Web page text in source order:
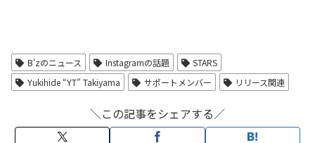
B'zのニュース Instagramの話題
STARS
Yukihide “YT” Takiyama
サポートメンバー リリース関連
＼この記事をシェアする／